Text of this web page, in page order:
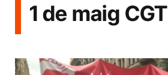
1 de maig CGT